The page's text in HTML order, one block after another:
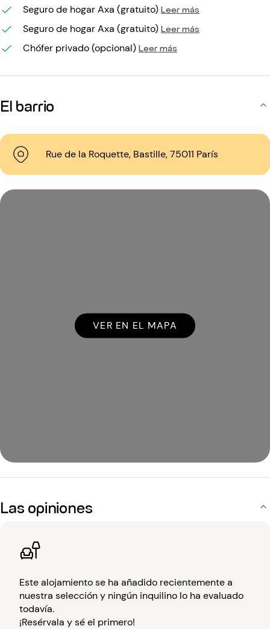
Seguro de hogar Axa (gratuito) Leer más
Seguro de hogar Axa (gratuito) Leer más
Chófer privado (opcional) Leer más
El barrio
Rue de la Roquette, Bastille, 75011 París
VER EN EL MAPA
Las opiniones
Este alojamiento se ha añadido recientemente a
nuestra selección y ningún inquilino lo ha evaluado
todavía.
¡Resérvala y sé el primero!